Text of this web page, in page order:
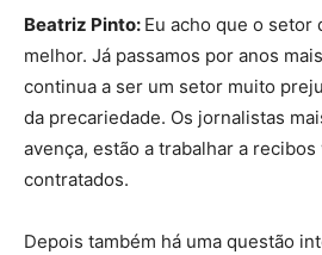
Beatriz Pinto: Eu acho que o setor
melhor. Já passamos por anos
continua a ser um setor muito
da precariedade. Os jornalistas
avença, estão a trabalhar a
contratados.
Depois também há uma questão